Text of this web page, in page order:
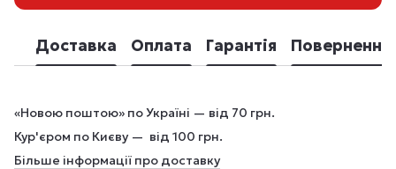
Доставка Оплата Гарантія Повернення
«Новою поштою» по Україні — від 70 грн.
Кур'єром по Києву — від 100 грн.
Більше інформації про доставку